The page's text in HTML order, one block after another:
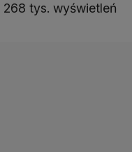
268 tys. wyświetleń